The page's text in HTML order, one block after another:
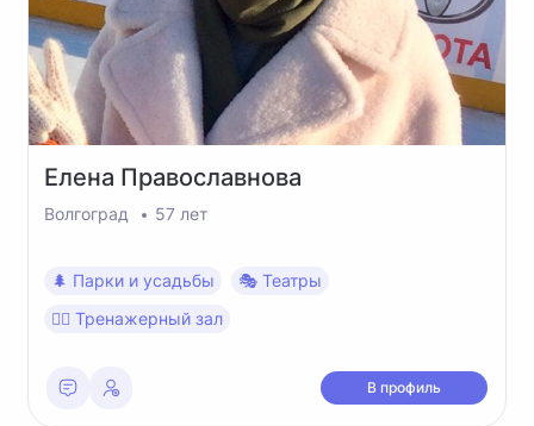
Елена Православнова
Волгоград 57 лет
🌲 Парки и усадьбы
🎭 Театры
🏋️‍♂️ Тренажерный зал
В профиль